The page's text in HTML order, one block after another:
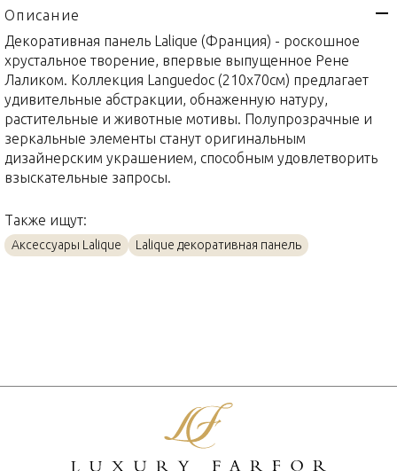
Страна производителя
Материал
Хрусталь
Объем / Размер
210x70см
Описание
Декоративная панель Lalique (Франция) - роскошное
хрустальное творение, впервые выпущенное Рене
Лаликом. Коллекция Languedoc (210x70см) предлагает
удивительные абстракции, обнаженную натуру,
растительные и животные мотивы. Полупрозрачные и
зеркальные элементы станут оригинальным
дизайнерским украшением, способным удовлетворить
взыскательные запросы.
Также ищут:
Аксессуары Lalique Lalique декоративная панель